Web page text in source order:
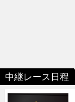
中継レース日程